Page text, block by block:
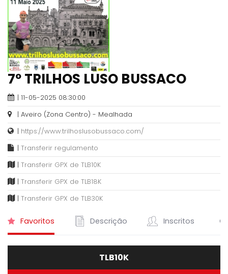
7º TRILHOS LUSO BUSSACO
| 11-05-2025 08:30:00
| Aveiro (Zona Centro) - Mealhada
| https://www.trilhoslusobussaco.com/
| Transferir regulamento
| Transferir GPX de TLB10K
| Transferir GPX de TLB18K
| Transferir GPX de TLB30K
Favoritos Descrição Inscritos
TLB10K